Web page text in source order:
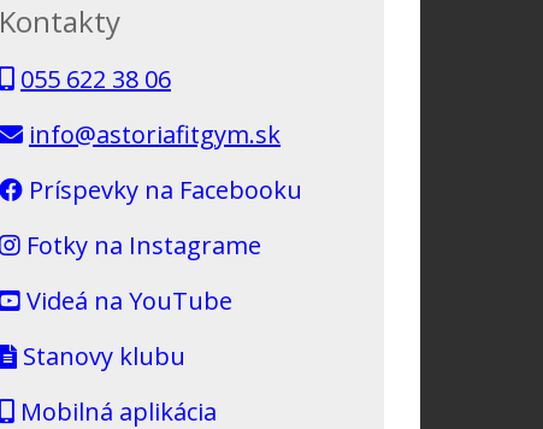
Kontakty
055 622 38 06
info@astoriafitgym.sk
Príspevky na Facebooku
Fotky na Instagrame
Videá na YouTube
Stanovy klubu
Mobilná aplikácia